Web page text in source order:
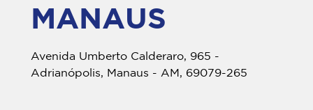
MANAUS
Avenida Umberto Calderaro, 965 -
Adrianópolis, Manaus - AM, 69079-265